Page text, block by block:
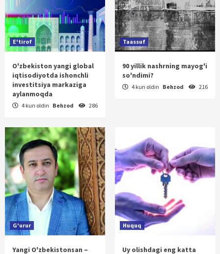
E'tirof
O'zbekiston yangi global
iqtisodiyotda ishonchli
investitsiya markaziga
aylanmoqda
4 kun oldin Behzod 286
Taassuf
90 yillik nashrning mayog'i
so'ndimi?
4 kun oldin Behzod 216
G'urur
Yangi O'zbekistonsan –
Huquq
Uy olishdagi eng katta